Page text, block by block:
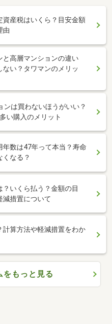
資産税はいくら？目安金額
由
と高層マンションの違い
ない？タワマンのメリッ
ンは買わないほうがいい？
い購入のメリット
年数は47年って本当？寿命
くなる？
？いくら払う？金額の目
減措置について
計算方法や軽減措置をわか
をもっと見る